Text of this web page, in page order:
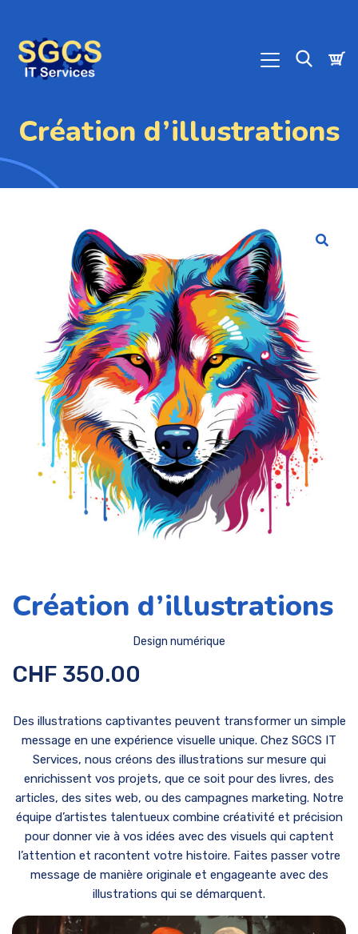
Création d’illustrations
Création d’illustrations
Design numérique
CHF 350.00
Des illustrations captivantes peuvent transformer un simple
message en une expérience visuelle unique. Chez SGCS IT
Services, nous créons des illustrations sur mesure qui
enrichissent vos projets, que ce soit pour des livres, des
articles, des sites web, ou des campagnes marketing. Notre
équipe d’artistes talentueux combine créativité et précision
pour donner vie à vos idées avec des visuels qui captent
l’attention et racontent votre histoire. Faites passer votre
message de manière originale et engageante avec des
illustrations qui se démarquent.